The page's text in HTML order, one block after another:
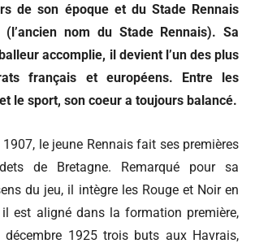
de son époque et du Stade Rennais
(l’ancien nom du Stade Rennais). Sa
accomplie, il devient l’un des plus
français et européens. Entre les
le sport, son coeur a toujours balancé.
1907, le jeune Rennais fait ses premières
de Bretagne. Remarqué pour sa
du jeu, il intègre les Rouge et Noir en
est aligné dans la formation première,
1925 trois buts aux Havrais,